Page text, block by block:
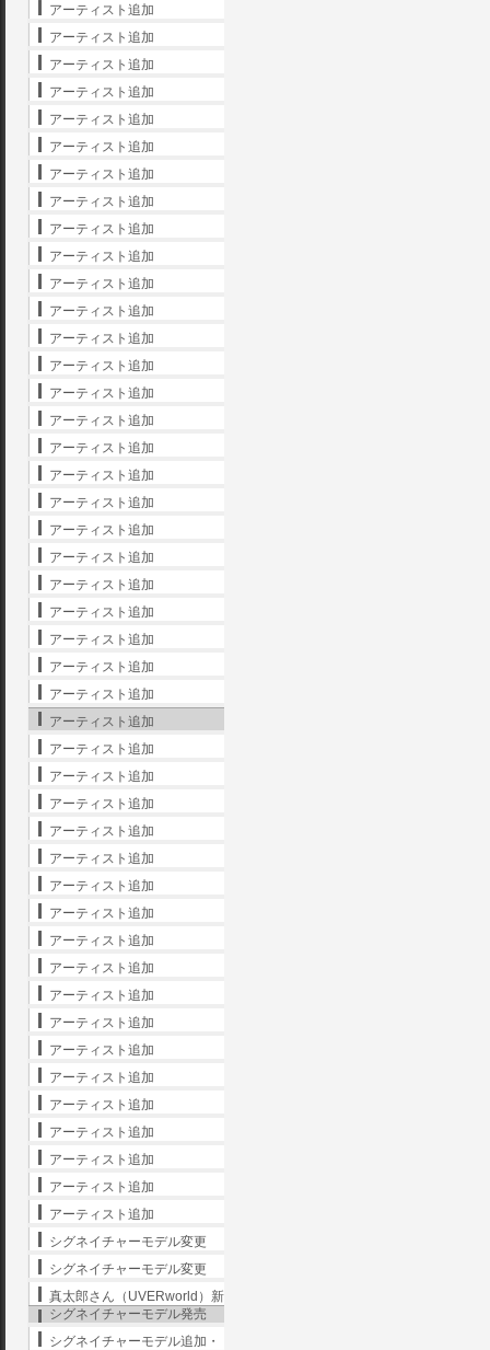
アーティスト追加
アーティスト追加
アーティスト追加
アーティスト追加
アーティスト追加
アーティスト追加
アーティスト追加
アーティスト追加
アーティスト追加
アーティスト追加
アーティスト追加
アーティスト追加
アーティスト追加
アーティスト追加
アーティスト追加
アーティスト追加
アーティスト追加
アーティスト追加
アーティスト追加
アーティスト追加
アーティスト追加
アーティスト追加
アーティスト追加
アーティスト追加
アーティスト追加
アーティスト追加
アーティスト追加
アーティスト追加
アーティスト追加
アーティスト追加
アーティスト追加
アーティスト追加
アーティスト追加
アーティスト追加
アーティスト追加
アーティスト追加
アーティスト追加
アーティスト追加
アーティスト追加
アーティスト追加
アーティスト追加
アーティスト追加
アーティスト追加
アーティスト追加
アーティスト追加
シグネイチャーモデル変更
シグネイチャーモデル変更
真太郎さん（UVERworld）新
シグネイチャーモデル発売
シグネイチャーモデル追加・